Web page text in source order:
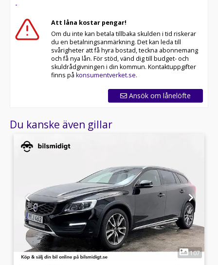
-
Att låna kostar pengar!
Om du inte kan betala tillbaka skulden i tid riskerar
du en betalningsanmärkning. Det kan leda till
svårigheter att få hyra bostad, teckna abonnemang
och få nya lån. För stöd, vänd dig till budget- och
skuldrådgivningen i din kommun. Kontaktuppgifter
finns på konsumentverket.se.
Ansök om lånelöfte
Du kanske även gillar
1
107